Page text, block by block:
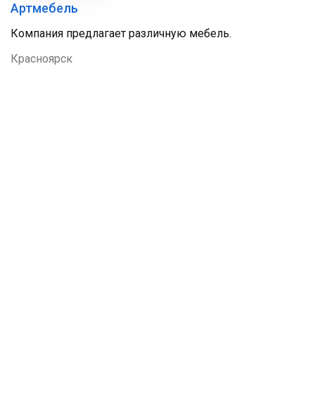
Артмебель
Компания предлагает различную мебель.
Красноярск